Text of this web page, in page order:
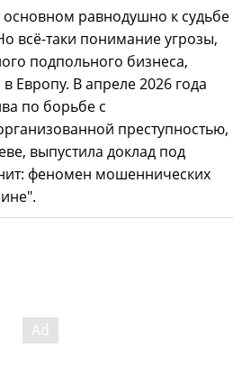
равнодушно к судьбе
всё-таки понимание угрозы,
подпольного бизнеса,
Европу. В апреле 2026 года
по борьбе с
преступностью,
выпустила доклад под
феномен мошеннических